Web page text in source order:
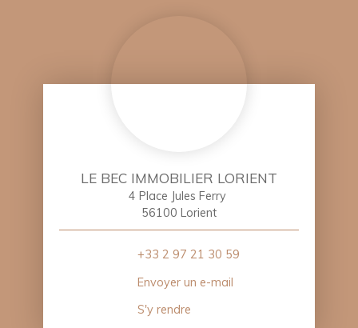
LE BEC IMMOBILIER LORIENT
4 Place Jules Ferry
56100 Lorient
+33 2 97 21 30 59
Envoyer un e-mail
S'y rendre